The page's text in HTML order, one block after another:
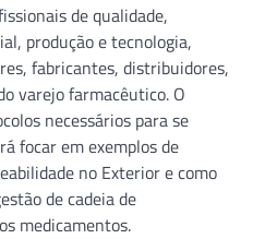
de qualidade,
produção e tecnologia,
fabricantes, distribuidores,
varejo farmacêutico. O
necessários para se
focar em exemplos de
no Exterior e como
de cadeia de
medicamentos.